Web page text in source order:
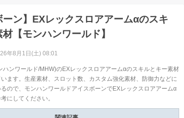
ーン】EXレックスロアアームαのスキ
【モンハンワールド】
年8月1日(土) 08:01
ハンワールド/MHW)のEXレックスロアアームαのスキルとキー素材
ます。生産素材、スロット数、カスタム強化素材、防御力などに
ので、モンハンワールドアイスボーンでEXレックスロアアームα
にしてください。